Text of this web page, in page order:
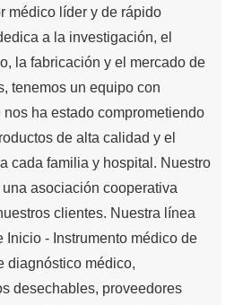
médico líder y de rápido
a la investigación, el
la fabricación y el mercado de
tenemos un equipo con
ha estado comprometiendo
de alta calidad y el
cada familia y hospital. Nuestro
asociación cooperativa
clientes. Nuestra línea
Inicio - Instrumento médico de
diagnóstico médico,
desechables, proveedores